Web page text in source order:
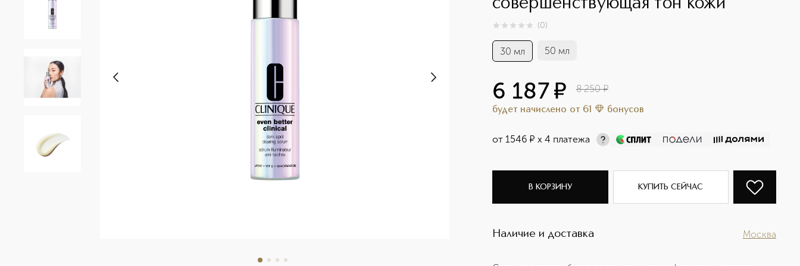
совершенствующая тон кожи
0из 0 (0)
30 мл 50 мл
6 187¤ 8 250 ¤
будет начислено от 61 бонусов
от 1546 ¤ х 4 платежа
В КОРЗИНУ КУПИТЬ СЕЙЧАС
Наличие и доставка Москва